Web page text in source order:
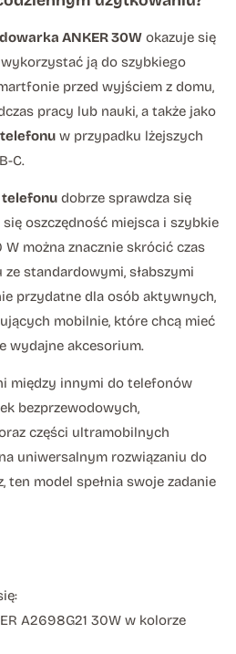
ANKER 30W okazuje się
ją do szybkiego
przed wyjściem z domu,
pracy lub nauki, a także jako
w przypadku lżejszych
C.
telefonu dobrze sprawdza się
oszczędność miejsca i szybkie
W można znacznie skrócić czas
standardowymi, słabszymi
przydatne dla osób aktywnych,
mobilnie, które chcą mieć
wydajne akcesorium.
między innymi do telefonów
bezprzewodowych,
części ultramobilnych
uniwersalnym rozwiązaniu do
ten model spełnia swoje zadanie
A2698G21 30W w kolorze